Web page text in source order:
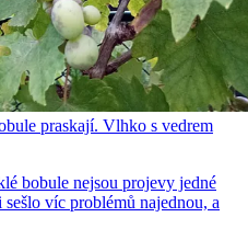
praskají. Vlhko s vedrem
bobule nejsou projevy jedné
víc problémů najednou, a